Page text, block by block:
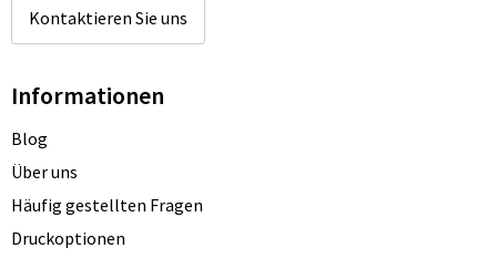
Kontaktieren Sie uns
Informationen
Blog
Über uns
Häufig gestellten Fragen
Druckoptionen